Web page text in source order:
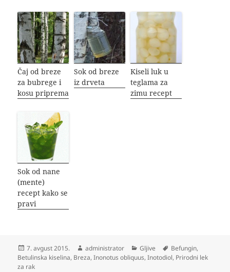
Čaj od breze
za bubrege i
kosu priprema
Sok od breze
iz drveta
Kiseli luk u
teglama za
zimu recept
Sok od nane
(mente)
recept kako se
pravi
Objavljeno
7. avgust 2015. Autor
administrator Kategorije
Gljive Oznake
Befungin,
Betulinska kiselina, Breza,Inonotus obliquus,Inotodiol, Prirodni lek
za rak